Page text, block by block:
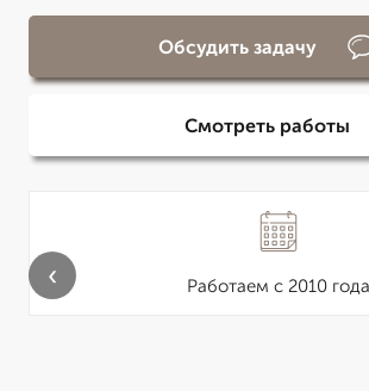
Обсудить задачу
Смотреть работы
Работаем с 2010 года
‹